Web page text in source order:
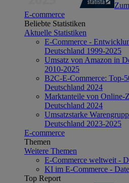
E-commerce
Beliebte Statistiken
Aktuelle Statistiken
E-Commerce -
Deutschland 1999-2025
Umsatz von Amazon in
2010-2025
B2C-E-Commerce: Top-
Deutschland 2024
Marktanteile von Online-
Deutschland 2024
Umsatzstarke
Deutschland 2023-2025
E-commerce
Themen
Weitere Themen
E-Commerce weltweit -
KI im E-Commerce -
Top Report